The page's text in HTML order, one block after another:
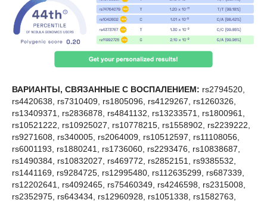
ВАРИАНТЫ, СВЯЗАННЫЕ С ВОСПАЛЕНИЕМ: rs2794520,
rs4420638, rs7310409, rs1805096, rs4129267, rs1260326,
rs13409371, rs2836878, rs4841132, rs13233571, rs1800961,
rs10521222, rs10925027, rs10778215, rs1558902, rs2239222,
rs9271608, rs340005, rs2064009, rs10512597, rs11108056,
rs6001193, rs1880241, rs1736060, rs2293476, rs10838687,
rs1490384, rs10832027, rs469772, rs2852151, rs9385532,
rs1441169, rs9284725, rs12995480, rs112635299, rs687339,
rs12202641, rs4092465, rs75460349, rs4246598, rs2315008,
rs2352975, rs643434, rs12960928, rs1051338, rs1582763,